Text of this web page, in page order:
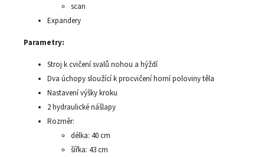
scan
Expandery
Parametry:
Stroj k cvičení svalů nohou a hýždí
Dva úchopy sloužící k procvičení horní poloviny těla
Nastavení výšky kroku
2 hydraulické nášlapy
Rozměr:
délka: 40 cm
šířka: 43 cm